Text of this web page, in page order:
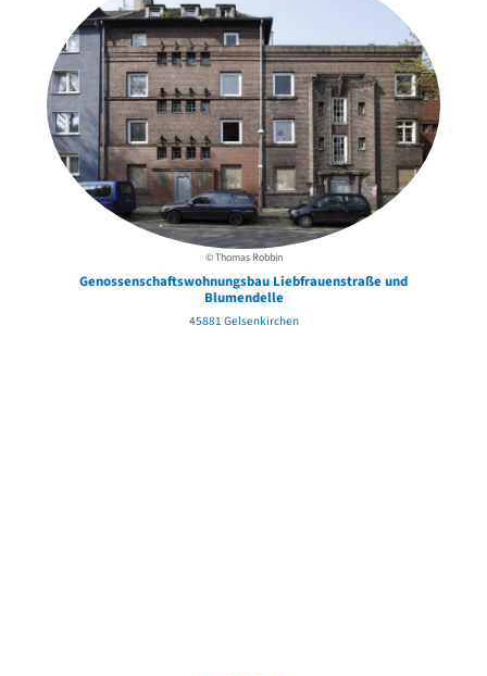
© Thomas Robbin
Genossenschaftswohnungsbau Liebfrauenstraße und
Blumendelle
45881 Gelsenkirchen